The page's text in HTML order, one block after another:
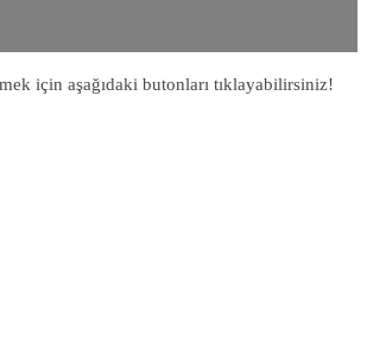
için aşağıdaki butonları tıklayabilirsiniz!